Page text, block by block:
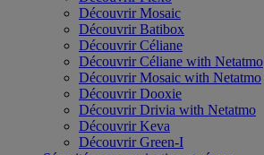
Découvrir Mosaic
Découvrir Batibox
Découvrir Céliane
Découvrir Céliane with Netatmo
Découvrir Mosaic with Netatmo
Découvrir Dooxie
Découvrir Drivia with Netatmo
Découvrir Keva
Découvrir Green-I